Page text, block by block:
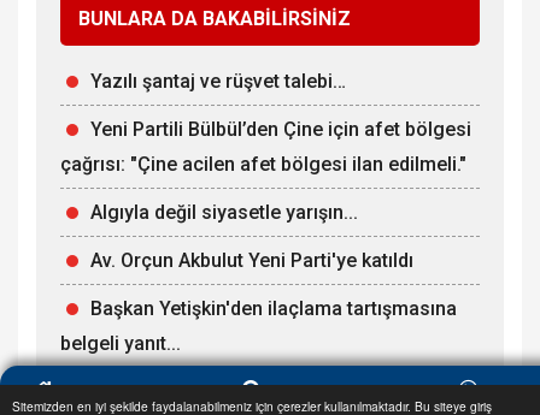
Sitemizden en iyi şekilde faydalanabilmeniz için çerezler kullanılmaktadır. Bu siteye giriş
BUNLARA DA BAKABİLİRSİNİZ
Yazılı şantaj ve rüşvet talebi…
Yeni Partili Bülbül’den Çine için afet bölgesi
çağrısı: "Çine acilen afet bölgesi ilan edilmeli."
Algıyla değil siyasetle yarışın...
Av. Orçun Akbulut Yeni Parti'ye katıldı
Başkan Yetişkin'den ilaçlama tartışmasına
belgeli yanıt...